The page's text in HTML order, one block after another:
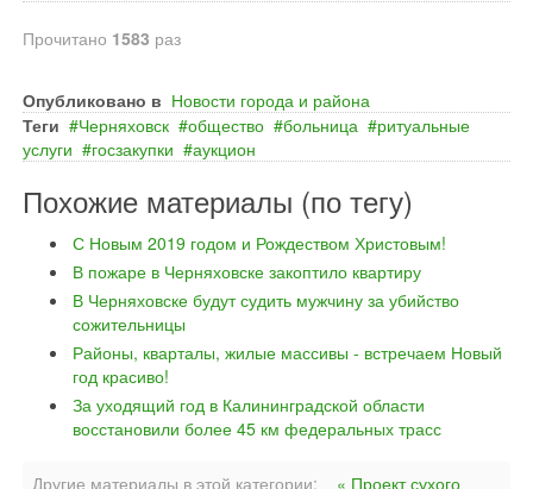
Прочитано 1583 раз
Опубликовано в Новости города и района
Теги
Черняховск общество больница
ритуальные
услуги
госзакупки аукцион
Похожие материалы (по тегу)
С Новым 2019 годом и Рождеством Христовым!
В пожаре в Черняховске закоптило квартиру
В Черняховске будут судить мужчину за убийство
сожительницы
Районы, кварталы, жилые массивы - встречаем Новый
год красиво!
За уходящий год в Калининградской области
восстановили более 45 км федеральных трасс
Другие материалы в этой категории: « Проект сухого